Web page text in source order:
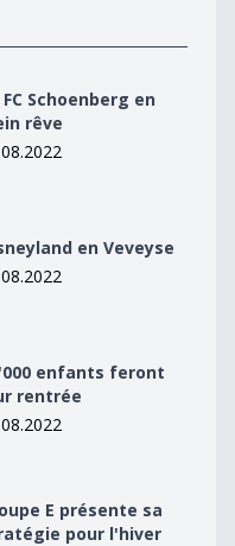
FC Schoenberg en
rêve
en Veveyse
rentrée
enfants feront
rentrée
pour l&#039;hiver
E présente sa
pour l'hiver